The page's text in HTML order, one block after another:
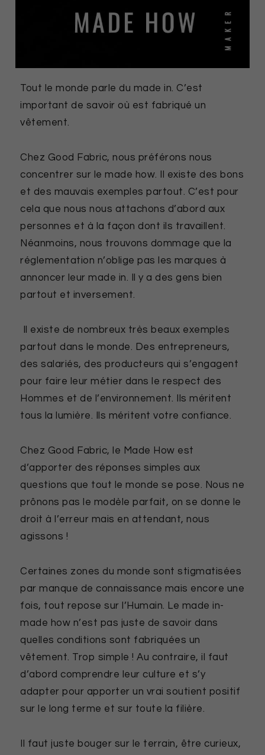
Tout le monde parle du made in. C’est
important de savoir où est fabriqué un
vêtement.
Chez Good Fabric, nous préférons nous
concentrer sur le made how. Il existe des bons
et des mauvais exemples partout. C’est pour
cela que nous nous attachons d’abord aux
personnes et à la façon dont ils travaillent.
Néanmoins, nous trouvons dommage que la
réglementation n’oblige pas les marques à
annoncer leur made in. Il y a des gens bien
partout et inversement.
Il existe de nombreux très beaux exemples
partout dans le monde. Des entrepreneurs,
des salariés, des producteurs qui s’engagent
pour faire leur métier dans le respect des
Hommes et de l’environnement. Ils méritent
tous la lumière. Ils méritent votre confiance.
Chez Good Fabric, le Made How est
d’apporter des réponses simples aux
questions que tout le monde se pose. Nous ne
prônons pas le modèle parfait, on se donne le
droit à l’erreur mais en attendant, nous
agissons !
Certaines zones du monde sont stigmatisées
par manque de connaissance mais encore une
fois, tout repose sur l’Humain. Le made in-
made how n’est pas juste de savoir dans
quelles conditions sont fabriquées un
vêtement. Trop simple ! Au contraire, il faut
d’abord comprendre leur culture et s’y
adapter pour apporter un vrai soutient positif
sur le long terme et sur toute la filière.
Il faut juste bouger sur le terrain, être curieux,